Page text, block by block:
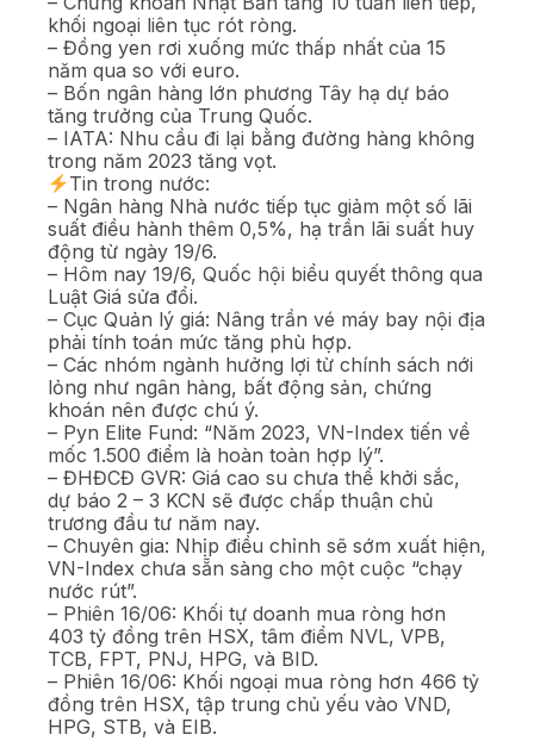
khối ngoại liên tục rót ròng.
– Đồng yen rơi xuống mức thấp nhất của 15
năm qua so với euro.
– Bốn ngân hàng lớn phương Tây hạ dự báo
tăng trưởng của Trung Quốc.
– IATA: Nhu cầu đi lại bằng đường hàng không
trong năm 2023 tăng vọt.
Tin trong nước:
– Ngân hàng Nhà nước tiếp tục giảm một số lãi
suất điều hành thêm 0,5%, hạ trần lãi suất huy
động từ ngày 19/6.
– Hôm nay 19/6, Quốc hội biểu quyết thông qua
Luật Giá sửa đổi.
– Cục Quản lý giá: Nâng trần vé máy bay nội địa
phải tính toán mức tăng phù hợp.
– Các nhóm ngành hưởng lợi từ chính sách nới
lỏng như ngân hàng, bất động sản, chứng
khoán nên được chú ý.
– Pyn Elite Fund: “Năm 2023, VN-Index tiến về
mốc 1.500 điểm là hoàn toàn hợp lý”.
– ĐHĐCĐ GVR: Giá cao su chưa thể khởi sắc,
dự báo 2 – 3 KCN sẽ được chấp thuận chủ
trương đầu tư năm nay.
– Chuyên gia: Nhịp điều chỉnh sẽ sớm xuất hiện,
VN-Index chưa sẵn sàng cho một cuộc “chạy
nước rút”.
– Phiên 16/06: Khối tự doanh mua ròng hơn
403 tỷ đồng trên HSX, tâm điểm NVL, VPB,
TCB, FPT, PNJ, HPG, và BID.
– Phiên 16/06: Khối ngoại mua ròng hơn 466 tỷ
đồng trên HSX, tập trung chủ yếu vào VND,
HPG, STB, và EIB.